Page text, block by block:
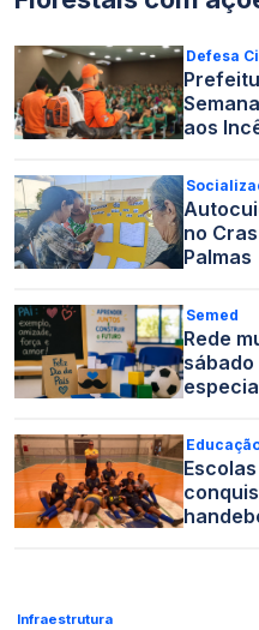
Defesa
aos
no
Palmas
Semed
Rede
Infraestrutura